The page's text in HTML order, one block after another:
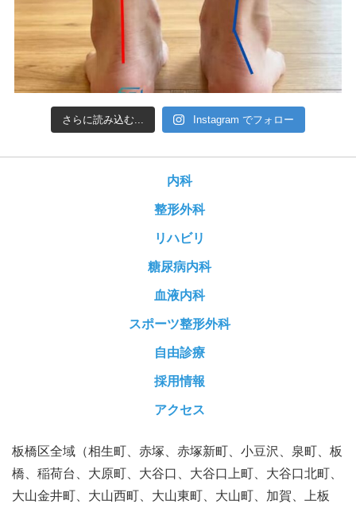
さらに読み込む... Instagram でフォロー
内科
整形外科
リハビリ
糖尿病内科
血液内科
スポーツ整形外科
自由診療
採用情報
アクセス
板橋区全域（相生町、赤塚、赤塚新町、小豆沢、泉町、板
橋、稲荷台、大原町、大谷口、大谷口上町、大谷口北町、
大山金井町、大山西町、大山東町、大山町、加賀、上板